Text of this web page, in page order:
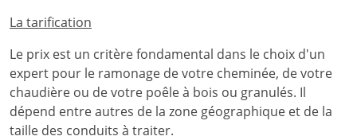
La tarification
Le prix est un critère fondamental dans le choix d'un
expert pour le ramonage de votre cheminée, de votre
chaudière ou de votre poêle à bois ou granulés. Il
dépend entre autres de la zone géographique et de la
taille des conduits à traiter.